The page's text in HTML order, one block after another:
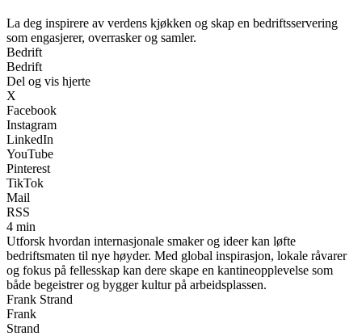
La deg inspirere av verdens kjøkken og skap en bedriftsservering
som engasjerer, overrasker og samler.
Bedrift
Bedrift
Del og vis hjerte
X
Facebook
Instagram
LinkedIn
YouTube
Pinterest
TikTok
Mail
RSS
4 min
Utforsk hvordan internasjonale smaker og ideer kan løfte
bedriftsmaten til nye høyder. Med global inspirasjon, lokale råvarer
og fokus på fellesskap kan dere skape en kantineopplevelse som
både begeistrer og bygger kultur på arbeidsplassen.
Frank Strand
Frank
Strand